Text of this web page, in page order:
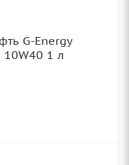
G-Energy
10W40 1 л